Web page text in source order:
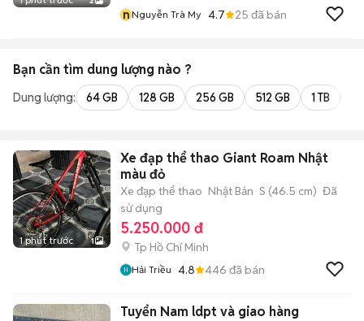
nNguyễn Trà My 4.7 25 đã bán
Bạn cần tìm dung lượng nào ?
Dung lượng: 64 GB 128 GB 256 GB 512 GB 1 TB
1 phút trước 1
Xe đạp thể thao Giant Roam Nhật
màu đỏ
Xe đạp thể thao Nhật Bản S (46.5 cm) Đã
sử dụng
5.250.000 đ
Tp Hồ Chí Minh
Hải Triều 4.8 446 đã bán
Tuyển Nam ldpt và giao hàng